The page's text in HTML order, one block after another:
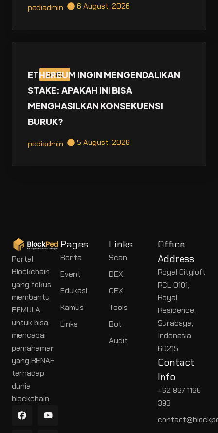
pediadmin 6 August, 2026
Berita
ETHEREUM INGIN MENGENDALIKAN
STAKE: APAKAH INI BISA
MENGHASILKAN KONSEKUENSI
BURUK?
pediadmin 5 August, 2026
Portal
Blockchain
yang fokus
membantu
PEMULA
untuk bisa
mencapai
pemahaman
yang BENAR
terhadap
dunia
blockchain.
Pages
Berita
Event
Edukasi
Kamus
Links
Links
Scan
DEX
CEX
Tools
Bot
Audit
Office
Address
Royal Cityloft
RCL 0101,
Royal
Residence,
Surabaya,
Indonesia
60215
Contact
Info
+62 897 1196
393